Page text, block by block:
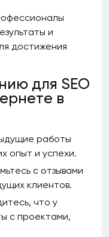
и
достижения
для SEO
в
работы
опыт и успехи.
с отзывами
клиентов.
что у
с проектами,